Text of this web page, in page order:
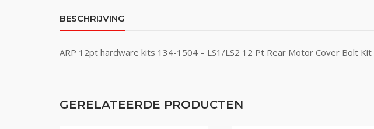
BESCHRIJVING
ARP 12pt hardware kits 134-1504 – LS1/LS2 12 Pt Rear Motor Cover Bolt Kit
GERELATEERDE PRODUCTEN